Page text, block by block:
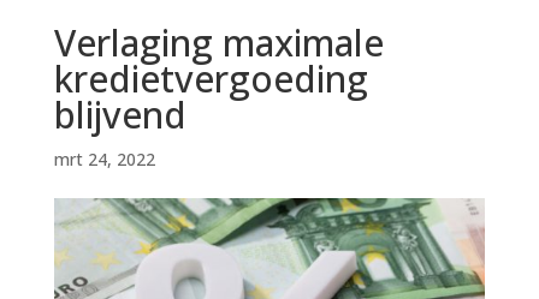
Verlaging maximale
kredietvergoeding
blijvend
mrt 24, 2022